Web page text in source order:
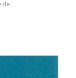
de...